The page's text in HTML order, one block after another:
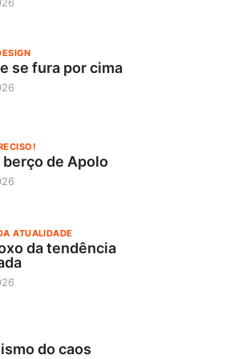
se fura por cima
berço de Apolo
ATUALIDADE
da tendência
do caos